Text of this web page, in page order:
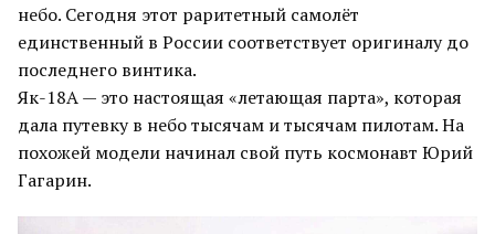
небо. Сегодня этот раритетный самолёт
единственный в России соответствует оригиналу до
последнего винтика.
Як-18А — это настоящая «летающая парта», которая
дала путевку в небо тысячам и тысячам пилотам. На
похожей модели начинал свой путь космонавт Юрий
Гагарин.